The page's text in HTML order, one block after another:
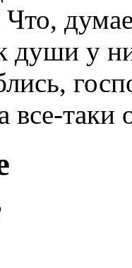
души у
все-